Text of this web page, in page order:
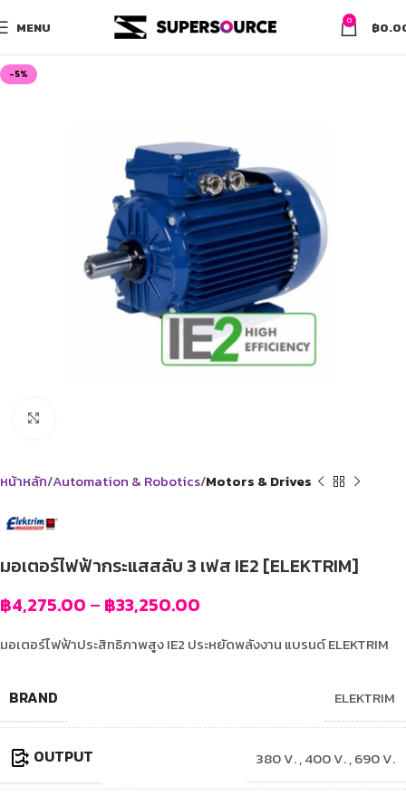
MENU 0 ฿
-5%
หน้าหลัก Automation & Robotics Motors & Drives
มอเตอร์ไฟฟ้ากระแสสลับ 3 เฟส IE2 [ELEKTRIM]
฿4,275.00 – ฿33,250.00
มอเตอร์ไฟฟ้าประสิทธิภาพสูง IE2 ประหยัดพลังงาน แบรนด์ ELEKTRIM
BRAND ELEKTRIM
OUTPUT 380 V. , 400 V. , 690 V.